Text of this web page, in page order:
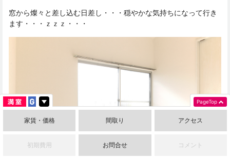
窓から燦々と差し込む日差し・・・穏やかな気持ちになって行き
ます・・・ｚｚｚ・・・
家賃・価格 間取り アクセス
初期費用 お問合せ コメント
PageTop